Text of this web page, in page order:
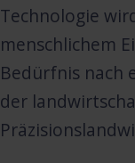
Technologie
menschlichem
Bedürfnis nach
der